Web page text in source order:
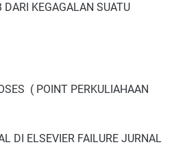
DARI KEGAGALAN SUATU
( POINT PERKULIAHAAN
DI ELSEVIER FAILURE JURNAL